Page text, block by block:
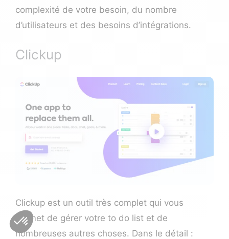
complexité de votre besoin, du nombre
d’utilisateurs et des besoins d’intégrations.
Clickup
Clickup est un outil très complet qui vous
permet de gérer votre to do list et de
nombreuses autres choses. Dans le détail :